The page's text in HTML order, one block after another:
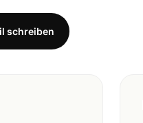
schreiben